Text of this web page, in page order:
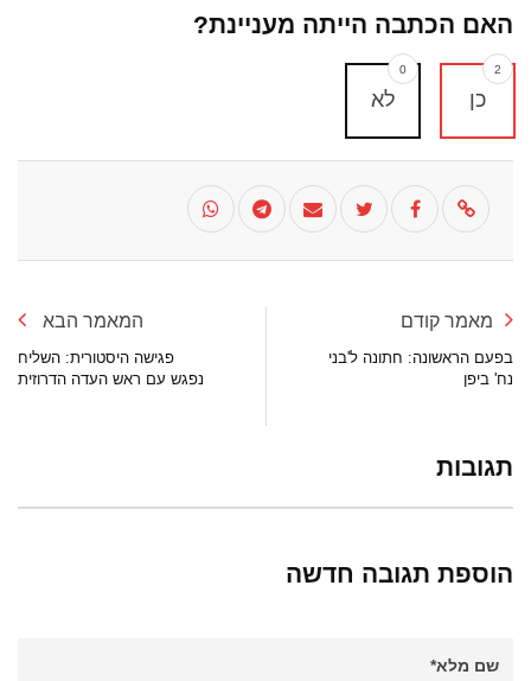
האם הכתבה הייתה מעניינת?
כן
2
לא
0
מאמר קודם
בפעם הראשונה: חתונה ל'בני
נח' ביפן
המאמר הבא
פגישה היסטורית: השליח
נפגש עם ראש העדה הדרוזית
תגובות
הוספת תגובה חדשה